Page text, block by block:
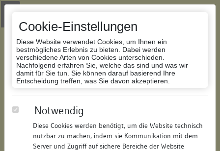
Cookie-Einstellungen
Diese Website verwendet Cookies, um Ihnen ein
bestmögliches Erlebnis zu bieten. Dabei werden
verschiedene Arten von Cookies unterschieden.
Nachfolgend erfahren Sie, welche das sind und was wir
damit für Sie tun. Sie können darauf basierend Ihre
Entscheidung treffen, was Sie davon akzeptieren.
Notwendig
Diese Cookies werden benötigt, um die Website technisch
nutzbar zu machen, indem sie Kommunikation mit dem
Server und Zugriff auf sichere Bereiche der Website
Zur Navigation springen
Zum Inhalt der Website springen
Datenbank Bauforschung/Restaurierung
203518481512/Datum:20.10.2011
Datenbestand:
Bauforschung